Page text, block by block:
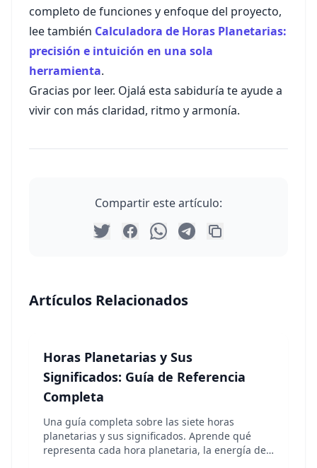
completo de funciones y enfoque del proyecto,
lee también Calculadora de Horas Planetarias:
precisión e intuición en una sola
herramienta.
Gracias por leer. Ojalá esta sabiduría te ayude a
vivir con más claridad, ritmo y armonía.
Compartir este artículo:
Artículos Relacionados
Horas Planetarias y Sus
Significados: Guía de Referencia
Completa
Una guía completa sobre las siete horas
planetarias y sus significados. Aprende qué
representa cada hora planetaria, la energía de